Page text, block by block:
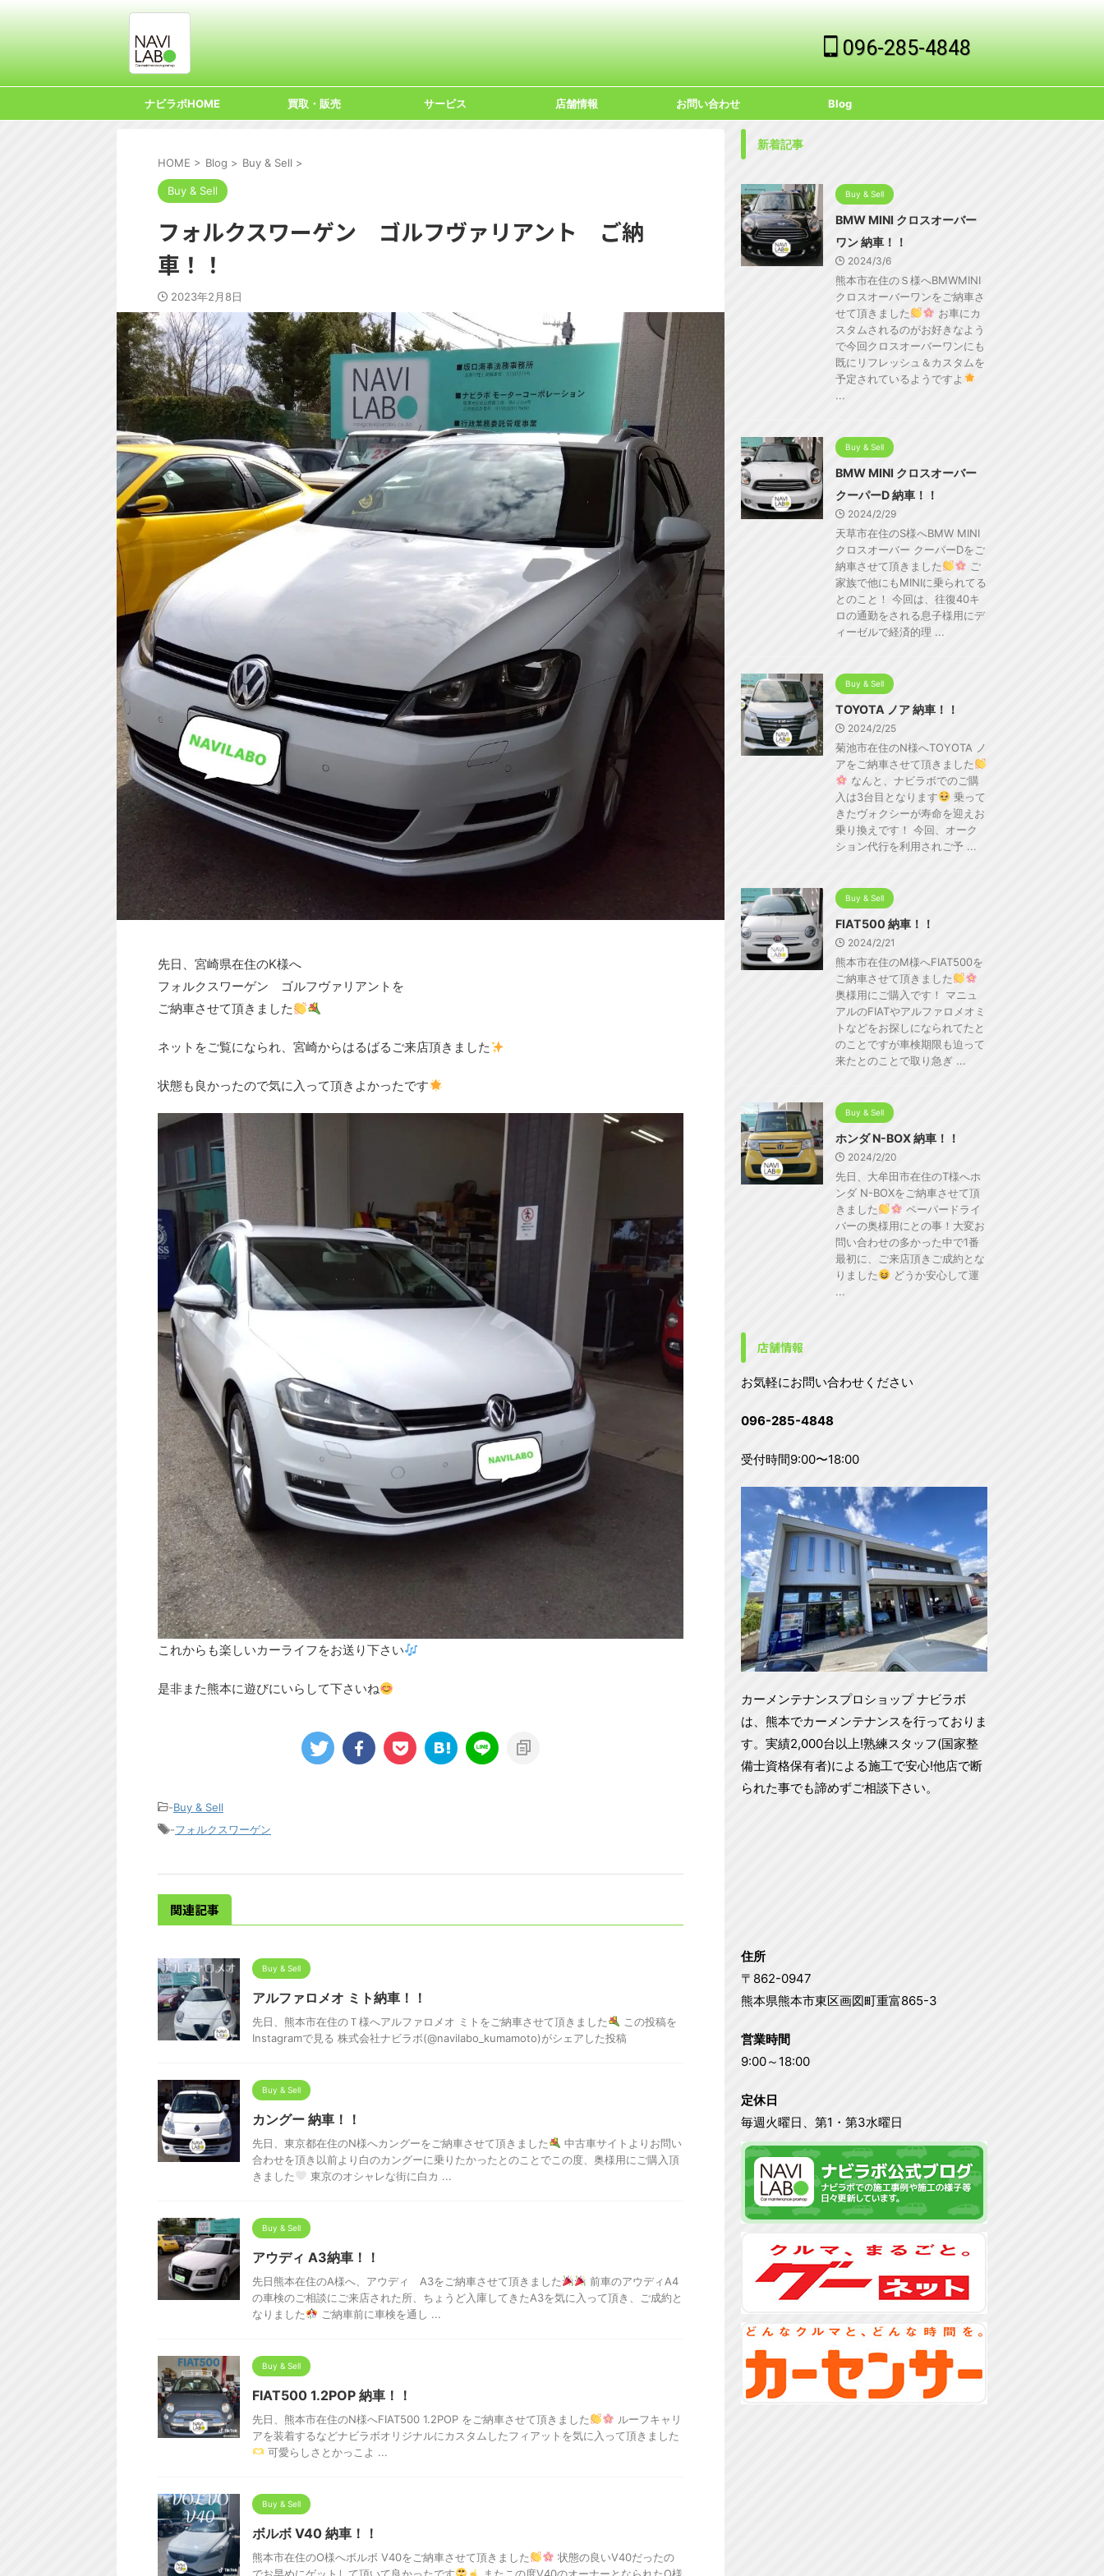
096-285-4848
ナビラボHOME 買取・販売 サービス 店舗情報 お問い合わせ Blog
HOME > Blog > Buy & Sell >
Buy & Sell
フォルクスワーゲン ゴルフヴァリアント ご納
車！！
2023年2月8日
先日、宮崎県在住のK様へ
フォルクスワーゲン ゴルフヴァリアントを
ご納車させて頂きました
ネットをご覧になられ、宮崎からはるばるご来店頂きました
状態も良かったので気に入って頂きよかったです
これからも楽しいカーライフをお送り下さい
是非また熊本に遊びにいらして下さいね
-Buy & Sell
-フォルクスワーゲン
関連記事
Buy & Sell
アルファロメオ ミト納車！！
先日、熊本市在住のＴ様へアルファロメオ ミトをご納車させて頂きました
この投稿を
Instagramで見る 株式会社ナビラボ(@navilabo_kumamoto)がシェアした投稿
Buy & Sell
カングー 納車！！
先日、東京都在住のN様へカングーをご納車させて頂きました
中古車サイトよりお問い
合わせを頂き以前より白のカングーに乗りたかったとのことでこの度、奥様用にご購入頂
きました‎
東京のオシャレな街に白カ ...
Buy & Sell
アウディ A3納車！！
先日熊本在住のA様へ、アウディ A3をご納車させて頂きました
前車のアウディA4
の車検のご相談にご来店された所、ちょうど入庫してきたA3を気に入って頂き、ご成約と
なりました
ご納車前に車検を通し ...
Buy & Sell
FIAT500 1.2POP 納車！！
先日、熊本市在住のN様へFIAT500 1.2POP をご納車させて頂きました
ルーフキャリ
アを装着するなどナビラボオリジナルにカスタムしたフィアットを気に入って頂きました
可愛らしさとかっこよ ...
Buy & Sell
ボルボ V40 納車！！
熊本市在住のO様へボルボ V40をご納車させて頂きました
状態の良いV40だったの
でお早めにゲットして頂いて良かったです
またこの度V40のオーナーとなられたO様
新着記事
Buy & Sell
BMW MINI クロスオーバー
ワン 納車！！
2024/3/6
熊本市在住のＳ様へBMWMINI
クロスオーバーワンをご納車さ
せて頂きました
お車にカ
スタムされるのがお好きなよう
で今回クロスオーバーワンにも
既にリフレッシュ＆カスタムを
予定されているようですよ
...
Buy & Sell
BMW MINI クロスオーバー
クーパーD 納車！！
2024/2/29
天草市在住のS様へBMW MINI
クロスオーバー クーパーDをご
納車させて頂きました
ご
家族で他にもMINIに乗られてる
とのこと！ 今回は、往復40キ
ロの通勤をされる息子様用にデ
ィーゼルで経済的理 ...
Buy & Sell
TOYOTA ノア 納車！！
2024/2/25
菊池市在住のN様へTOYOTA ノ
アをご納車させて頂きました
なんと、ナビラボでのご購
入は3台目となります
乗って
きたヴォクシーが寿命を迎えお
乗り換えです！ 今回、オーク
ション代行を利用されご予 ...
Buy & Sell
FIAT500 納車！！
2024/2/21
熊本市在住のM様へFIAT500を
ご納車させて頂きました
奥様用にご購入です！ マニュ
アルのFIATやアルファロメオミ
トなどをお探しになられてたと
のことですが車検期限も迫って
来たとのことで取り急ぎ ...
Buy & Sell
ホンダ N-BOX 納車！！
2024/2/20
先日、大牟田市在住のT様へホ
ンダ N-BOXをご納車させて頂
きました
ペーパードライ
バーの奥様用にとの事！大変お
問い合わせの多かった中で1番
最初に、ご来店頂きご成約とな
りました
どうか安心して運
...
店舗情報
お気軽にお問い合わせください
096-285-4848
受付時間9:00〜18:00
カーメンテナンスプロショップ ナビラボ
は、熊本でカーメンテナンスを行っておりま
す。実績2,000台以上!熟練スタッフ(国家整
備士資格保有者)による施工で安心!他店で断
られた事でも諦めずご相談下さい。
住所
〒862-0947
熊本県熊本市東区画図町重富865-3
営業時間
9:00～18:00
定休日
毎週火曜日、第1・第3水曜日